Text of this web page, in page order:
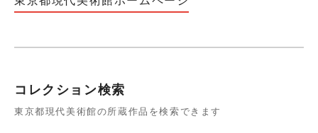
コレクション検索
東京都現代美術館の所蔵作品を検索できます